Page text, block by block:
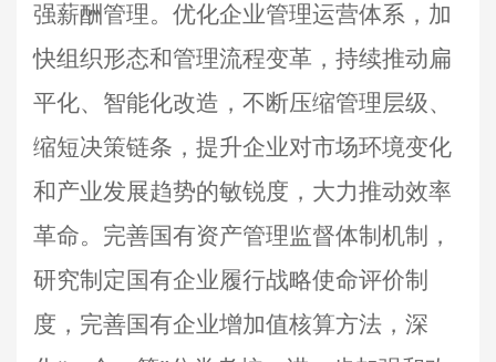
强薪酬管理。优化企业管理运营体系，加
快组织形态和管理流程变革，持续推动扁
平化、智能化改造，不断压缩管理层级、
缩短决策链条，提升企业对市场环境变化
和产业发展趋势的敏锐度，大力推动效率
革命。完善国有资产管理监督体制机制，
研究制定国有企业履行战略使命评价制
度，完善国有企业增加值核算方法，深